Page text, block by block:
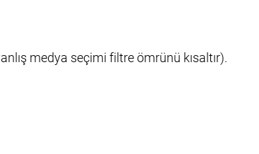
medya seçimi filtre ömrünü kısaltır).